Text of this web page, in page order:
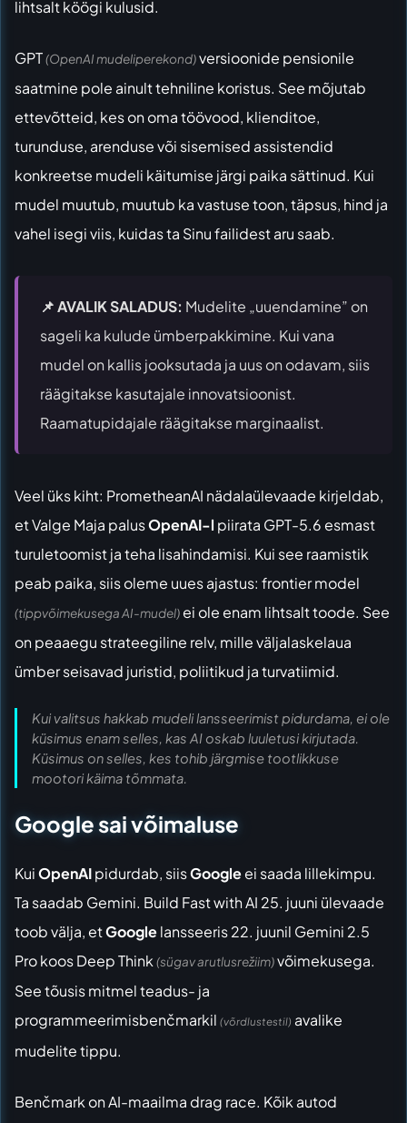
lihtsalt köögi kulusid.
GPT(OpenAI mudeliperekond)versioonide pensionile
saatmine pole ainult tehniline koristus. See mõjutab
ettevõtteid, kes on oma töövood, klienditoe,
turunduse, arenduse või sisemised assistendid
konkreetse mudeli käitumise järgi paika sättinud. Kui
mudel muutub, muutub ka vastuse toon, täpsus, hind ja
vahel isegi viis, kuidas ta Sinu failidest aru saab.
📌 AVALIK SALADUS: Mudelite „uuendamine” on
sageli ka kulude ümberpakkimine. Kui vana
mudel on kallis jooksutada ja uus on odavam, siis
räägitakse kasutajale innovatsioonist.
Raamatupidajale räägitakse marginaalist.
Veel üks kiht: PrometheanAI nädalaülevaade kirjeldab,
et Valge Maja palusOpenAI-l piirata GPT-5.6 esmast
turuletoomist ja teha lisahindamisi. Kui see raamistik
peab paika, siis oleme uues ajastus: frontier model
(tippvõimekusega AI-mudel) ei ole enam lihtsalt toode. See
on peaaegu strateegiline relv, mille väljalaskelaua
ümber seisavad juristid, poliitikud ja turvatiimid.
Kui valitsus hakkab mudeli lansseerimist pidurdama, ei ole
küsimus enam selles, kas AI oskab luuletusi kirjutada.
Küsimus on selles, kes tohib järgmise tootlikkuse
mootori käima tõmmata.
Google sai võimaluse
KuiOpenAIpidurdab, siisGoogleei saada lillekimpu.
Ta saadab Gemini. Build Fast with AI 25. juuni ülevaade
toob välja, etGooglelansseeris 22. juunil Gemini 2.5
Pro koos Deep Think (sügav arutlusrežiim)võimekusega.
See tõusis mitmel teadus- ja
programmeerimisbenčmarkil (võrdlustestil) avalike
mudelite tippu.
Benčmark on AI-maailma drag race. Kõik autod